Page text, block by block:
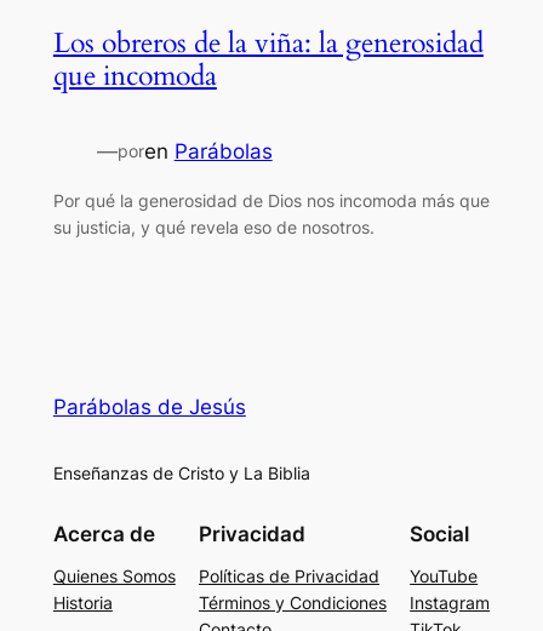
Los obreros de la viña: la generosidad
que incomoda
—poren Parábolas
Por qué la generosidad de Dios nos incomoda más que
su justicia, y qué revela eso de nosotros.
Parábolas de Jesús
Enseñanzas de Cristo y La Biblia
Acerca de
Quienes Somos
Historia
Privacidad
Políticas de Privacidad
Términos y Condiciones
Social
YouTube
Instagram